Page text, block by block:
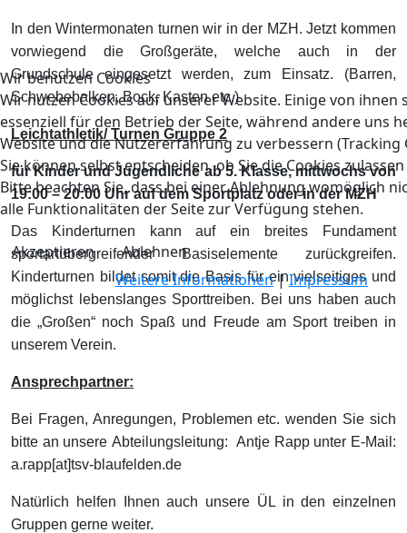
In den Wintermonaten turnen wir in der MZH. Jetzt kommen
vorwiegend die Großgeräte, welche auch in der
Grundschule eingesetzt werden, zum Einsatz. (Barren,
Schwebebalken, Bock, Kasten etc.)
Leichtathletik/ Turnen Gruppe 2
für Kinder und Jugendliche ab 5. Klasse, mittwochs von
19:00 – 20:00 Uhr auf dem Sportplatz oder in der MZH
Das Kinderturnen kann auf ein breites Fundament
sportartübergreifender Basiselemente zurückgreifen.
Kinderturnen bildet somit die Basis für ein vielseitiges und
möglichst lebenslanges Sporttreiben. Bei uns haben auch
die „Großen“ noch Spaß und Freude am Sport treiben in
unserem Verein.
Ansprechpartner:
Bei Fragen, Anregungen, Problemen etc. wenden Sie sich
bitte an unsere Abteilungsleitung: Antje Rapp unter E-Mail:
a.rapp[at]tsv-blaufelden.de
Natürlich helfen Ihnen auch unsere ÜL in den einzelnen
Gruppen gerne weiter.
Wir benutzen Cookies
Wir nutzen Cookies auf unserer Website. Einige von ihnen
essenziell für den Betrieb der Seite, während andere uns
Website und die Nutzererfahrung zu verbessern (Tracking
Sie können selbst entscheiden, ob Sie die Cookies
Bitte beachten Sie, dass bei einer Ablehnung womöglich
alle Funktionalitäten der Seite zur Verfügung stehen.
Akzeptieren
Ablehnen
Weitere Informationen|Impressum